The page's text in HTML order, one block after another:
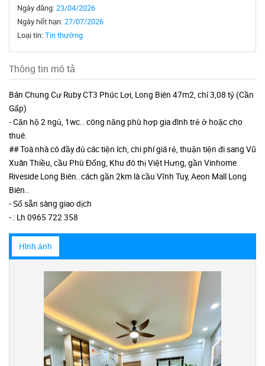
Ngày đăng:23/04/2026
Ngày hết hạn:27/07/2026
Loại tin:Tin thường
Thông tin mô tả
Bán Chung Cư Ruby CT3 Phúc Lợi, Long Biên 47m2, chỉ 3,08 tỷ (Cần
Gấp)
- Căn hộ 2 ngủ, 1wc.. công năng phù hợp gia đình trẻ ở hoặc cho
thuê.
## Toà nhà có đầy đủ các tiện ích, chi phí giá rẻ, thuận tiện đi sang Vũ
Xuân Thiều, cầu Phù Đổng, Khu đô thị Việt Hưng, gần Vinhome
Riveside Long Biên..cách gần 2km là cầu Vĩnh Tuy, Aeon Mall Long
Biên..
- Sổ sẵn sàng giao dịch
- : Lh 0965 722 358
Hình ảnh